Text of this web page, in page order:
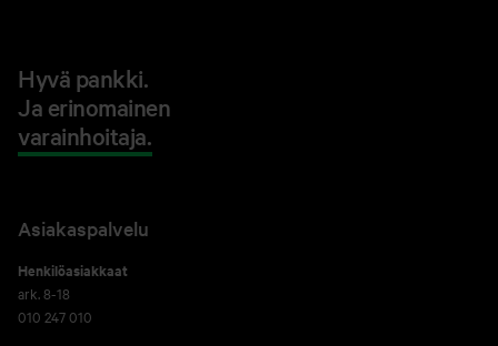
Hyvä pankki.
Ja erinomainen
varainhoitaja.
Asiakaspalvelu
Henkilöasiakkaat
ark. 8-18
010 247 010